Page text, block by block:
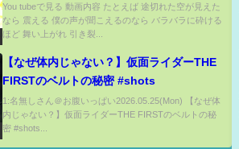
You tubeで見る 動画内容 たとえば 途切れた空が見えた
なら 震える 僕の声が聞こえるのなら バラバラに砕ける
ほど 舞い上がれ 引き裂...
【なぜ体内じゃない？】仮面ライダーTHE
FIRSTのベルトの秘密 #shots
1:名無しさん＠お腹いっぱい2026.05.25(Mon) 【なぜ体
内じゃない？】仮面ライダーTHE FIRSTのベルトの秘
密 #shots...